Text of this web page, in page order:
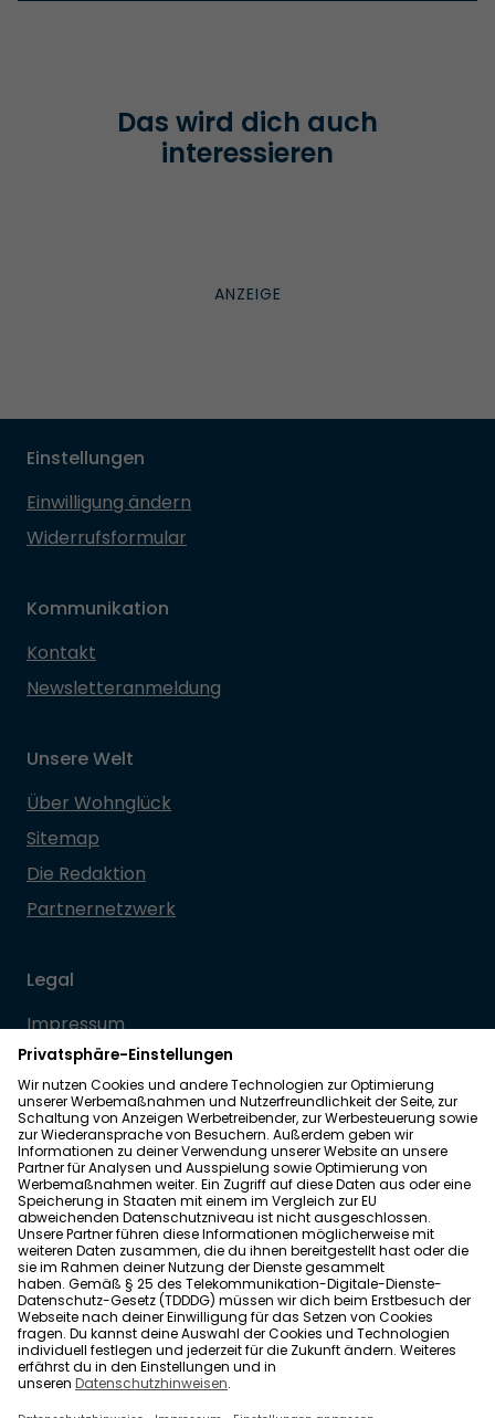
Das wird dich auch
interessieren
Einstellungen
Einwilligung ändern
Widerrufsformular
Kommunikation
Kontakt
Newsletteranmeldung
Unsere Welt
Über Wohnglück
Sitemap
Die Redaktion
Partnernetzwerk
Legal
Impressum
Datenschutz
Allgemeine Geschäftsbedingungen
Barrierefreiheit
Wohnglück folgen